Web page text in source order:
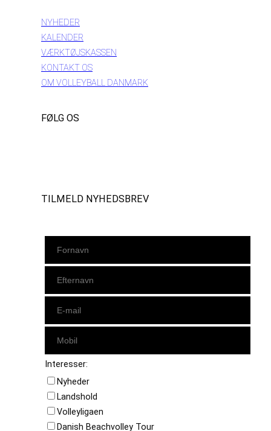
NYHEDER
KALENDER
VÆRKTØJSKASSEN
KONTAKT OS
OM VOLLEYBALL DANMARK
FØLG OS
TILMELD NYHEDSBREV
Interesser:
Nyheder
Landshold
Volleyligaen
Danish Beachvolley Tour